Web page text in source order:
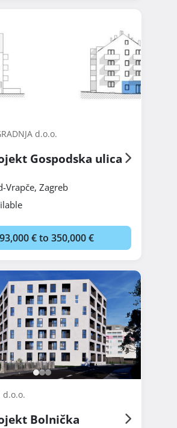
d.o.o.
Gospodska ulica
Vrapče, Zagreb
€ to 350,000 €
d.o.o.
Bolnička